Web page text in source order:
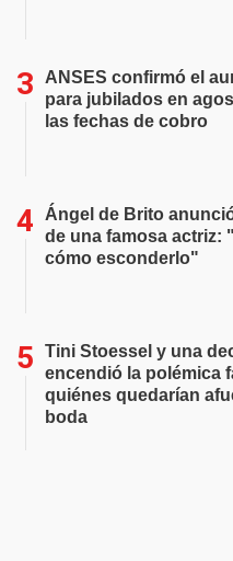
ANSES confirmó el
para jubilados en
las fechas de cobro
Ángel de Brito
de una famosa actriz:
cómo esconderlo"
Tini Stoessel y una
encendió la polémica
quiénes quedarían
boda